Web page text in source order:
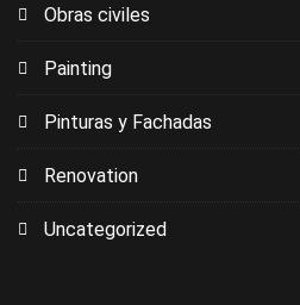
Obras civiles
Painting
Pinturas y Fachadas
Renovation
Uncategorized